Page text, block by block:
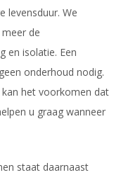
levensduur. We
de
en isolatie. Een
onderhoud nodig.
het voorkomen dat
u graag wanneer
staat daarnaast